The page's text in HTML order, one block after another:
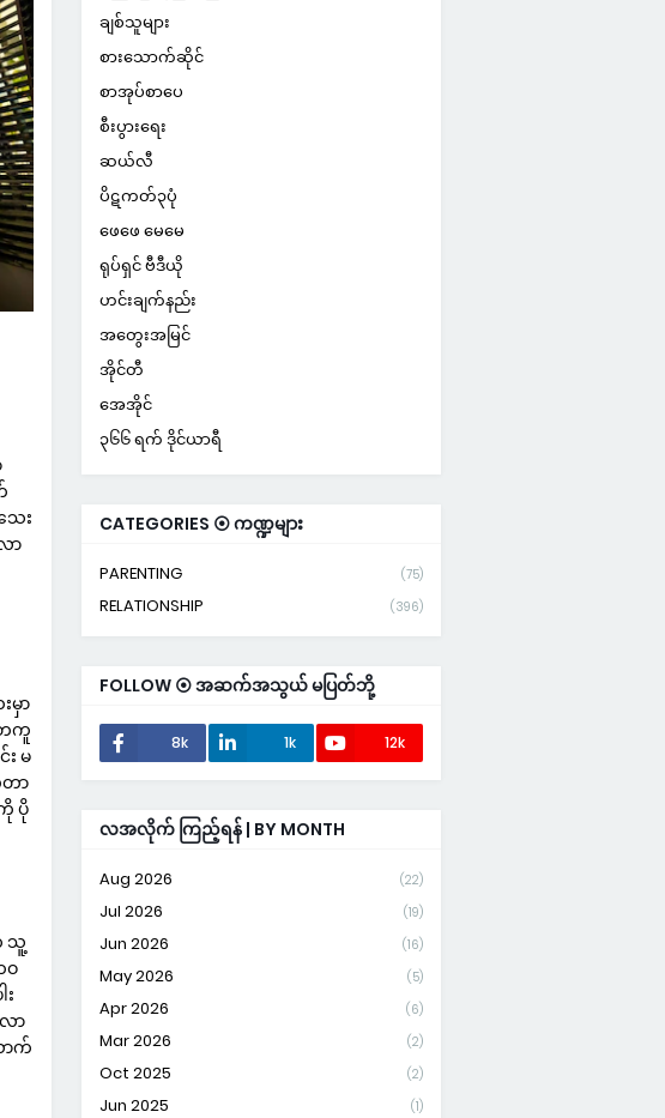
ေး
ာ
မှာ
တကူ
မ
တာ
ပို
သူ့
ဝ
ာ
ာက်
ချစ်သူများ
စားသောက်ဆိုင်
စာအုပ်စာပေ
စီးပွားရေး
ဆယ်လီ
ပိဋကတ်၃ပုံ
ဖေဖေ မေမေ
ရုပ်ရှင် ဗီဒီယို
ဟင်းချက်နည်း
အတွေးအမြင်
အိုင်တီ
အေအိုင်
၃၆၆ ရက် ဒိုင်ယာရီ
CATEGORIES ⦿ ကဏ္ဍများ
PARENTING (75)
RELATIONSHIP (396)
FOLLOW ⦿ အဆက်အသွယ် မပြတ်ဘို့
8k 1k 12k
လအလိုက် ကြည့်ရန် | BY MONTH
Aug 2026 (22)
Jul 2026 (19)
Jun 2026 (16)
May 2026 (5)
Apr 2026 (6)
Mar 2026 (2)
Oct 2025 (2)
Jun 2025 (1)